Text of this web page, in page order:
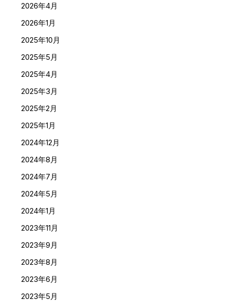
2026年4月
2026年1月
2025年10月
2025年5月
2025年4月
2025年3月
2025年2月
2025年1月
2024年12月
2024年8月
2024年7月
2024年5月
2024年1月
2023年11月
2023年9月
2023年8月
2023年6月
2023年5月